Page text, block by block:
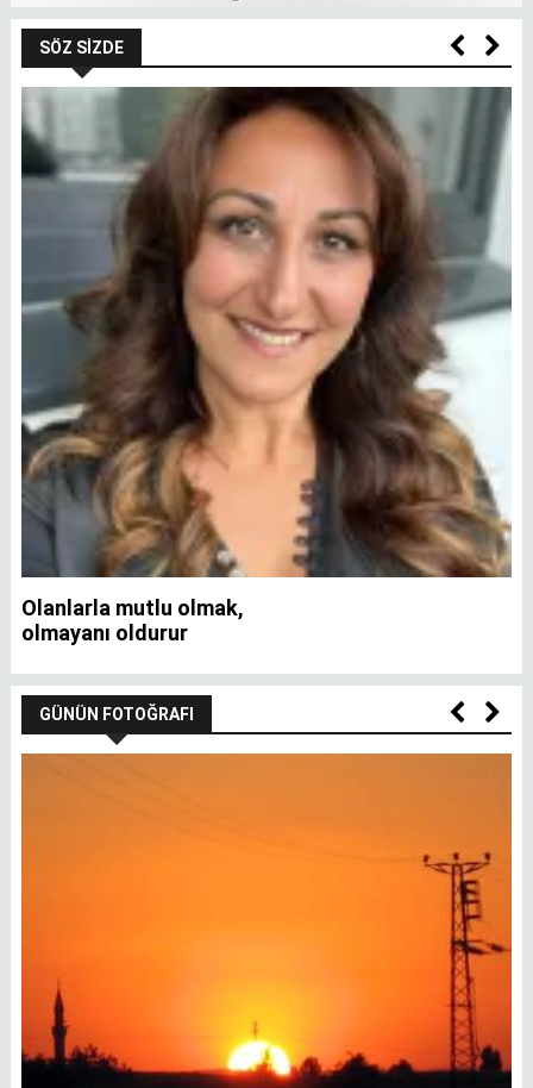
SÖZ SIZDE
Olanlarla mutlu olmak,
olmayanı oldurur
GÜNÜN FOTOĞRAFI